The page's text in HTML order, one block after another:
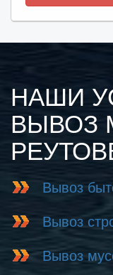
НАШИ
ВЫВОЗ
Вывоз
Вывоз
Вывоз